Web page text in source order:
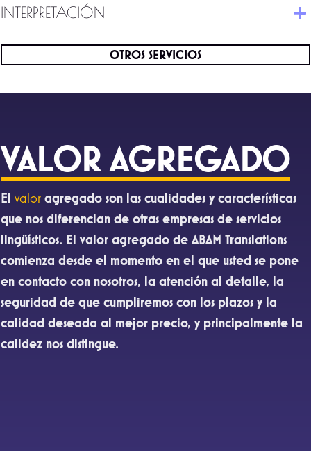
INTERPRETACIÓN
OTROS SERVICIOS
VALOR AGREGADO
El valor agregado son las cualidades y características
que nos diferencian de otras empresas de servicios
lingüísticos. El valor agregado de ABAM Translations
comienza desde el momento en el que usted se pone
en contacto con nosotros, la atención al detalle, la
seguridad de que cumpliremos con los plazos y la
calidad deseada al mejor precio, y principalmente la
calidez nos distingue.